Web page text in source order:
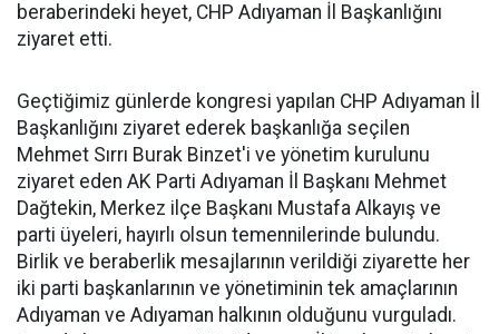
beraberindeki heyet, CHP Adıyaman İl Başkanlığını
ziyaret etti.
Geçtiğimiz günlerde kongresi yapılan CHP Adıyaman İl
Başkanlığını ziyaret ederek başkanlığa seçilen
Mehmet Sırrı Burak Binzet'i ve yönetim kurulunu
ziyaret eden AK Parti Adıyaman İl Başkanı Mehmet
Dağtekin, Merkez ilçe Başkanı Mustafa Alkayış ve
parti üyeleri, hayırlı olsun temennilerinde bulundu.
Birlik ve beraberlik mesajlarının verildiği ziyarette her
iki parti başkanlarının ve yönetiminin tek amaçlarının
Adıyaman ve Adıyaman halkının olduğunu vurguladı.